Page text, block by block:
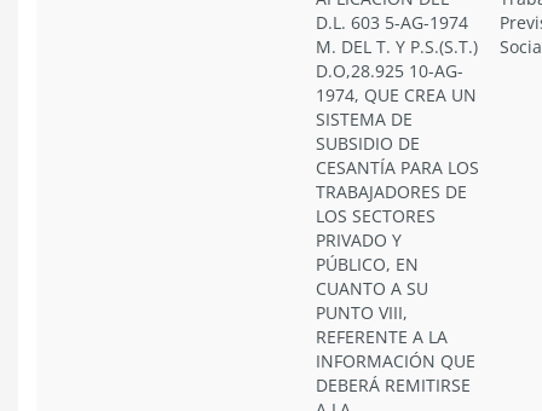
D.L. 603 5-AG-1974
M. DEL T. Y P.S.(S.T.)
D.O,28.925 10-AG-
1974, QUE CREA UN
SISTEMA DE
SUBSIDIO DE
CESANTÍA PARA LOS
TRABAJADORES DE
LOS SECTORES
PRIVADO Y
PÚBLICO, EN
CUANTO A SU
PUNTO VIII,
REFERENTE A LA
INFORMACIÓN QUE
DEBERÁ REMITIRSE